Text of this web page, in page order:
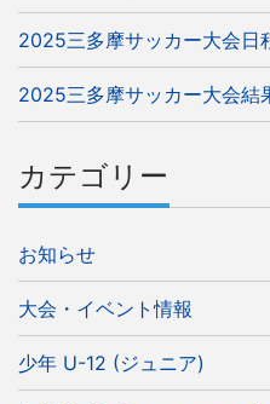
2025三多摩サッカー大会
2025三多摩サッカー大会
カテゴリー
お知らせ
大会・イベント情報
少年 U-12 (ジュニア)